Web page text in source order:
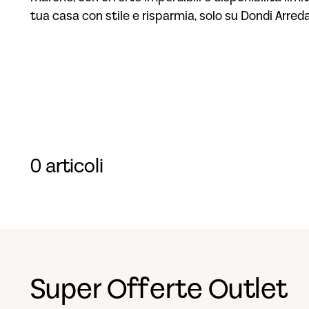
tua casa con stile e risparmia, solo su Dondi
0 articoli
Super Offerte Outlet